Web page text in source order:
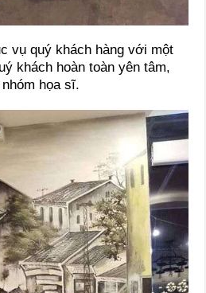
vụ quý khách hàng với một
khách hoàn toàn yên tâm,
họa sĩ.